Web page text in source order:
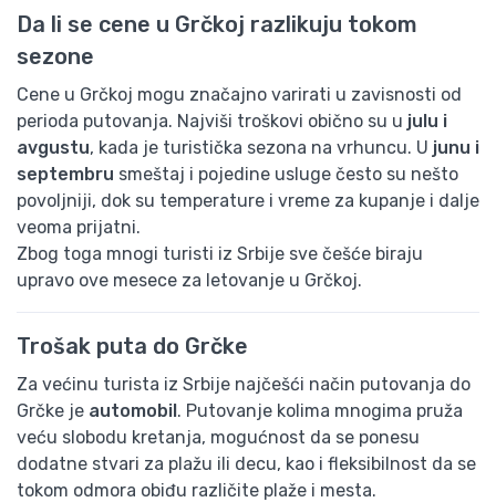
Da li se cene u Grčkoj razlikuju tokom
sezone
Cene u Grčkoj mogu značajno varirati u zavisnosti od
perioda putovanja. Najviši troškovi obično su u julu i
avgustu, kada je turistička sezona na vrhuncu. U junu i
septembru smeštaj i pojedine usluge često su nešto
povoljniji, dok su temperature i vreme za kupanje i dalje
veoma prijatni.
Zbog toga mnogi turisti iz Srbije sve češće biraju
upravo ove mesece za letovanje u Grčkoj.
Trošak puta do Grčke
Za većinu turista iz Srbije najčešći način putovanja do
Grčke je automobil. Putovanje kolima mnogima pruža
veću slobodu kretanja, mogućnost da se ponesu
dodatne stvari za plažu ili decu, kao i fleksibilnost da se
tokom odmora obiđu različite plaže i mesta.